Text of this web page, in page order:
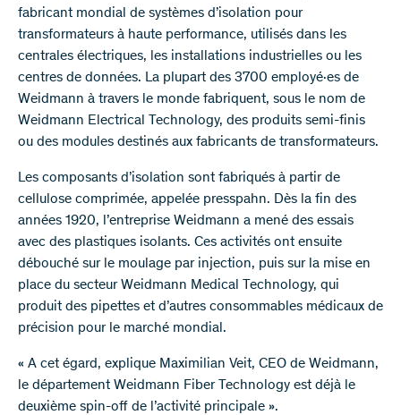
fabricant mondial de systèmes d’isolation pour
transformateurs à haute performance, utilisés dans les
centrales électriques, les installations industrielles ou les
centres de données. La plupart des 3700 employé·es de
Weidmann à travers le monde fabriquent, sous le nom de
Weidmann Electrical Technology, des produits semi-finis
ou des modules destinés aux fabricants de transformateurs.
Les composants d’isolation sont fabriqués à partir de
cellulose comprimée, appelée presspahn. Dès la fin des
années 1920, l’entreprise Weidmann a mené des essais
avec des plastiques isolants. Ces activités ont ensuite
débouché sur le moulage par injection, puis sur la mise en
place du secteur Weidmann Medical Technology, qui
produit des pipettes et d’autres consommables médicaux de
précision pour le marché mondial.
« A cet égard, explique Maximilian Veit, CEO de Weidmann,
le département Weidmann Fiber Technology est déjà le
deuxième spin-off de l’activité principale ».